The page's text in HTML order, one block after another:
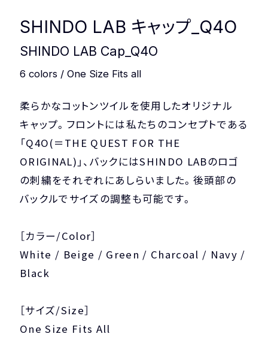
SHINDO LAB キャップ_Q4O
SHINDO LAB Cap_Q4O
6 colors / One Size Fits all
柔らかなコットンツイルを使用したオリジナル
キャップ。フロントには私たちのコンセプトである
「Q4O(＝THE QUEST FOR THE
ORIGINAL)」、バックにはSHINDO LABのロゴ
の刺繍をそれぞれにあしらいました。後頭部の
バックルでサイズの調整も可能です。
［カラー/Color］
White / Beige / Green / Charcoal / Navy /
Black
［サイズ/Size］
One Size Fits All